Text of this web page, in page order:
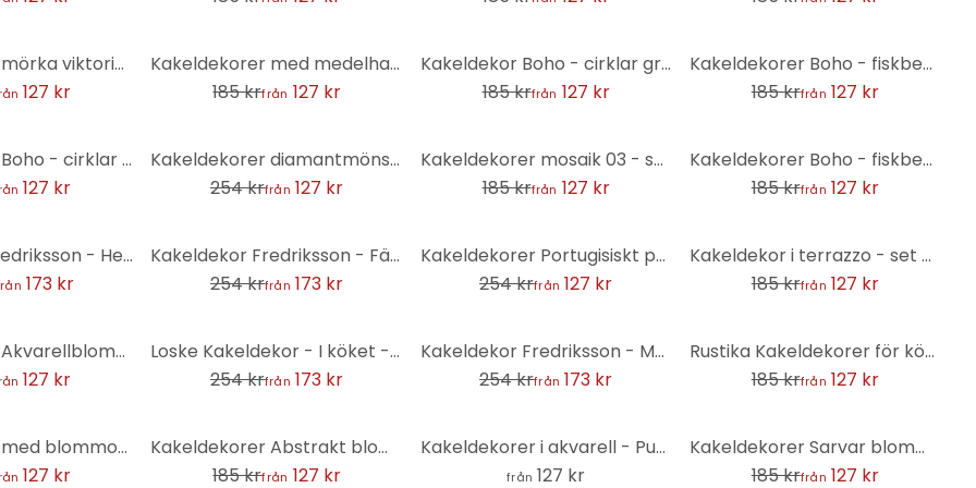
Kakeldekorer mörka viktorianska blommor - uppsättning om 12
127 kr
Kakeldekorer med medelhavskomposition - set om 12
185 krfrån 127 kr
Kakeldekor Boho - cirklar grädde - set om 12
185 krfrån 127 kr
Kakeldekorer Boho - fiskbensmönster enkelt - blågrön kräm - set om 12
185 krfrån 127 kr
Kakeldekorer Boho - cirklar cappuccino rödbrun antracit - set om 12
127 kr
Kakeldekorer diamantmönster turkosrosa - Treechild - set om 12
254 krfrån 127 kr
Kakeldekorer mosaik 03 - set om 12
185 krfrån 127 kr
Kakeldekorer Boho - fiskbensmönster cappuccino - set om 12
185 krfrån 127 kr
Kakeldekor Fredriksson - Hexagoner färgad pärlemor - Set om 12 st
173 kr
Kakeldekor Fredriksson - Färgglad terrazzo - Set om 12
254 krfrån 173 kr
Kakeldekorer Portugisiskt prov Azulejo - Treechild - Set om 12
254 krfrån 127 kr
Kakeldekor i terrazzo - set om 12
185 krfrån 127 kr
Kakeldekorer Akvarellblomma - Blå - Set om 12
127 kr
Loske Kakeldekor - I köket - uppsättning om 12
254 krfrån 173 kr
Kakeldekor Fredriksson - Mörkgrön smaragd - Set om 12
254 krfrån 173 kr
Rustika Kakeldekorer för kök - uppsättning om 12
185 krfrån 127 kr
Kakeldekorer med blommor - set om 12
127 kr
Kakeldekorer Abstrakt blommönster - grön - set om 12
185 krfrån 127 kr
Kakeldekorer i akvarell - Pumpa med blommor - set om 12
från 127 kr
Kakeldekorer Sarvar blommor - uppsättning om 12
185 krfrån 127 kr